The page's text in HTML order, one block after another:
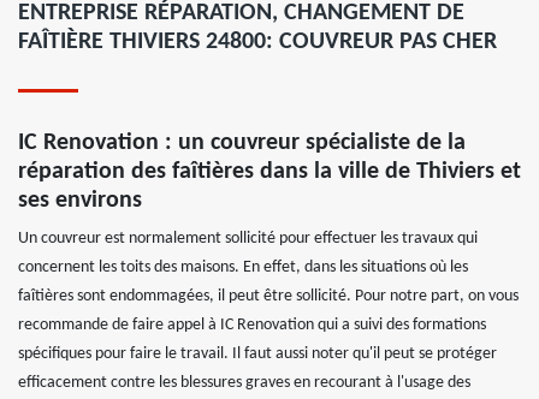
ENTREPRISE RÉPARATION, CHANGEMENT DE
FAÎTIÈRE THIVIERS 24800: COUVREUR PAS CHER
IC Renovation : un couvreur spécialiste de la
réparation des faîtières dans la ville de Thiviers et
ses environs
Un couvreur est normalement sollicité pour effectuer les travaux qui
concernent les toits des maisons. En effet, dans les situations où les
faîtières sont endommagées, il peut être sollicité. Pour notre part, on vous
recommande de faire appel à IC Renovation qui a suivi des formations
spécifiques pour faire le travail. Il faut aussi noter qu'il peut se protéger
efficacement contre les blessures graves en recourant à l'usage des